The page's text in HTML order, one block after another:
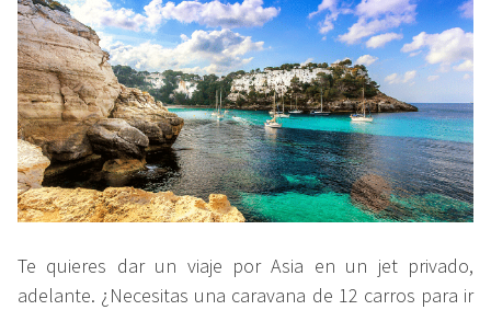
Te quieres dar un viaje por Asia en un jet privado,
adelante. ¿Necesitas una caravana de 12 carros para ir